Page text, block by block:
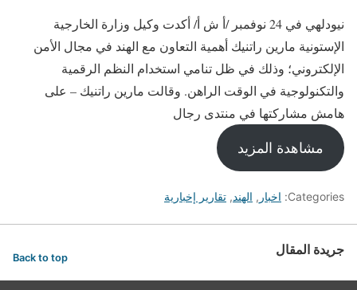
نيودلهي في 24 نوفمبر /أ ش أ/ أكدت وكيل وزارة الخارجية
الإستونية مارين راتنيك أهمية التعاون مع الهند في مجال الأمن
الإلكتروني؛ وذلك في ظل تنامي استخدام النظم الرقمية
والتكنولوجية في الوقت الراهن. وقالت مارين راتنيك – على
هامش مشاركتها في منتدى رجال
مشاهدة المزيد
Categories: اخبار , الهند, تقارير إخبارية
جريدة المقال Back to top